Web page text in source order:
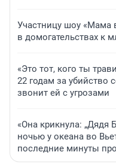
Участницу шоу «Мама
в домогательствах к
«Это тот, кого ты
22 годам за убийство
звонит ей с угрозами
«Она крикнула: „Дядя
ночью у океана во
последние минуты